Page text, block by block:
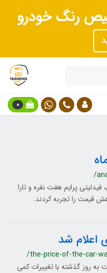
رنگ خودرو
0
/
پرایم هفت نفره و تارا
/the-price-of-the-car-
به روز گذشته با تغییرات کمی